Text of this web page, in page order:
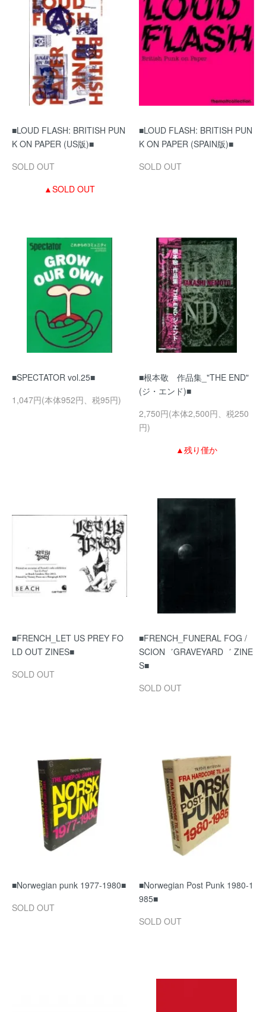
■LOUD FLASH: BRITISH PUN
K ON PAPER (US版)■
SOLD OUT
▲SOLD OUT
■LOUD FLASH: BRITISH PUN
K ON PAPER (SPAIN版)■
SOLD OUT
■SPECTATOR vol.25■
1,047円(本体952円、税95円)
■根本敬 作品集_"THE END"
(ジ・エンド)■
2,750円(本体2,500円、税250
円)
▲残り僅か
■FRENCH_LET US PREY FO
LD OUT ZINES■
SOLD OUT
■FRENCH_FUNERAL FOG /
SCION゛GRAVEYARD゛ ZINE
S■
SOLD OUT
■Norwegian punk 1977-1980■
SOLD OUT
■Norwegian Post Punk 1980-1
985■
SOLD OUT